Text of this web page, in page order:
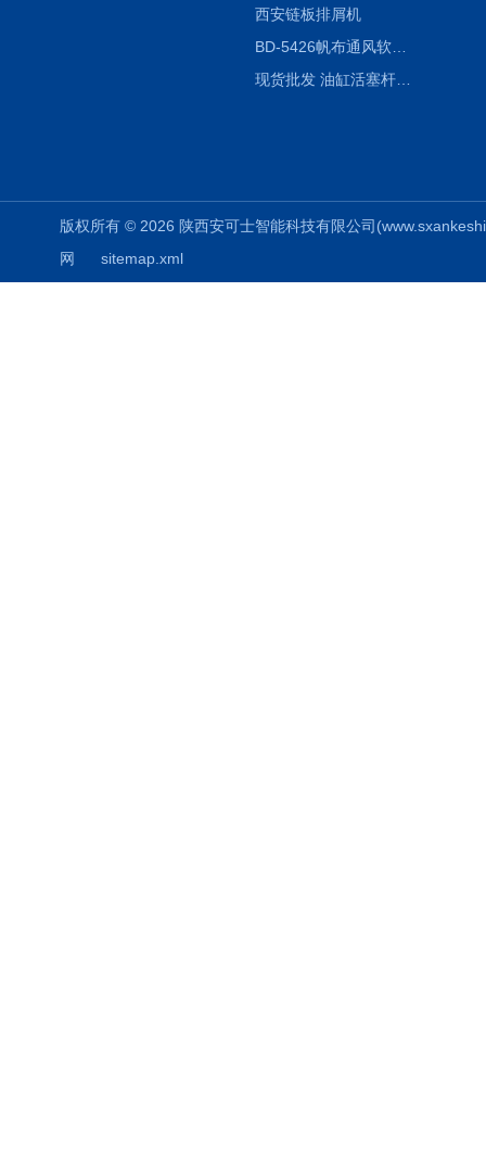
西安链板排屑机
BD-5426帆布通风软连接水泥布袋陕西生产厂家
现货批发 油缸活塞杆圆形保护套
版权所有 © 2026 陕西安可士智能科技有限公司
网
sitemap.xml